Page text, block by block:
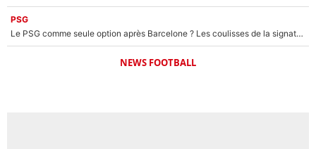
PSG
Le PSG comme seule option après Barcelone ? Les coulisses de la signature historique de Lionel Messi sont révélées au grand jour !
NEWS FOOTBALL